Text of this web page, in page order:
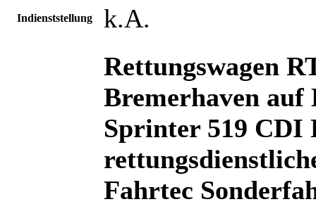
Indienststellung
k.A.
Rettungswagen
Bremerhaven auf
Sprinter 519 CDI
Fahrtec